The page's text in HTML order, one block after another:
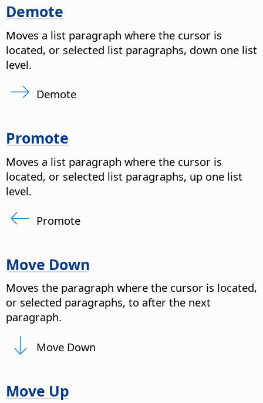
Demote
Moves a list paragraph where the cursor is
located, or selected list paragraphs, down one list
level.
Demote
Promote
Moves a list paragraph where the cursor is
located, or selected list paragraphs, up one list
level.
Promote
Move Down
Moves the paragraph where the cursor is located,
or selected paragraphs, to after the next
paragraph.
Move Down
Move Up